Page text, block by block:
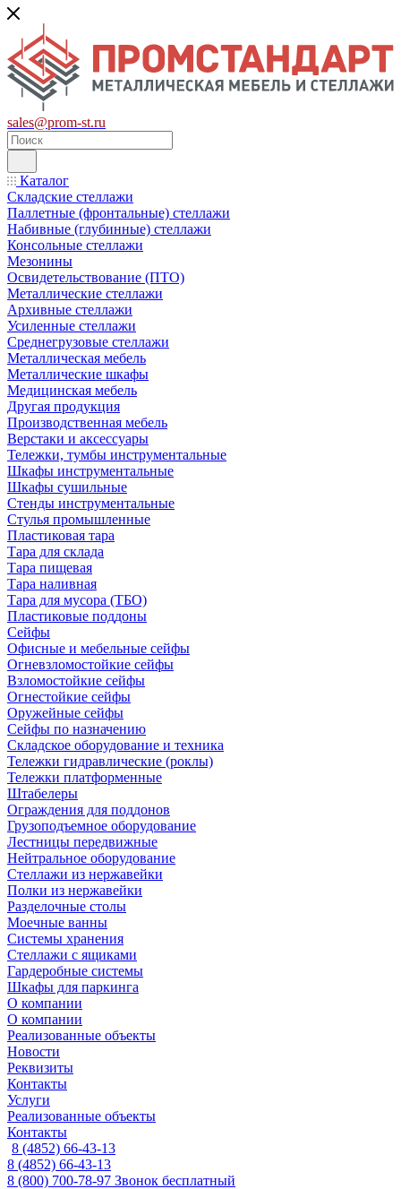
sales@prom-st.ru
Каталог
Складские стеллажи
Паллетные (фронтальные) стеллажи
Набивные (глубинные) стеллажи
Консольные стеллажи
Мезонины
Освидетельствование (ПТО)
Металлические стеллажи
Архивные стеллажи
Усиленные стеллажи
Среднегрузовые стеллажи
Металлическая мебель
Металлические шкафы
Медицинская мебель
Другая продукция
Производственная мебель
Верстаки и аксессуары
Тележки, тумбы инструментальные
Шкафы инструментальные
Шкафы сушильные
Стенды инструментальные
Cтулья промышленные
Пластиковая тара
Тара для склада
Тара пищевая
Тара наливная
Тара для мусора (ТБО)
Пластиковые поддоны
Сейфы
Офисные и мебельные сейфы
Огневзломостойкие сейфы
Взломостойкие сейфы
Огнестойкие сейфы
Оружейные сейфы
Сейфы по назначению
Складское оборудование и техника
Тележки гидравлические (роклы)
Тележки платформенные
Штабелеры
Ограждения для поддонов
Грузоподъемное оборудование
Лестницы передвижные
Нейтральное оборудование
Стеллажи из нержавейки
Полки из нержавейки
Разделочные столы
Моечные ванны
Системы хранения
Стеллажи с ящиками
Гардеробные системы
Шкафы для паркинга
О компании
О компании
Реализованные объекты
Новости
Реквизиты
Контакты
Услуги
Реализованные объекты
Контакты
8 (4852) 66-43-13
8 (4852) 66-43-13
8 (800) 700-78-97 Звонок бесплатный